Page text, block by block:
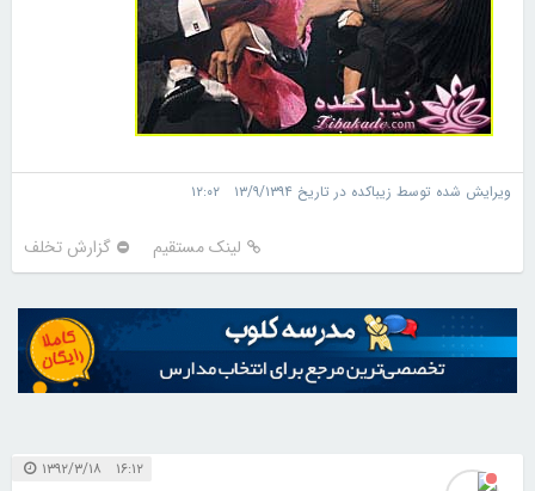
ویرایش شده توسط زیباکده در تاریخ ۱۳/۹/۱۳۹۴ ۱۲:۰۲
لینک مستقیم گزارش تخلف
۱۶:۱۲ ۱۳۹۲/۳/۱۸